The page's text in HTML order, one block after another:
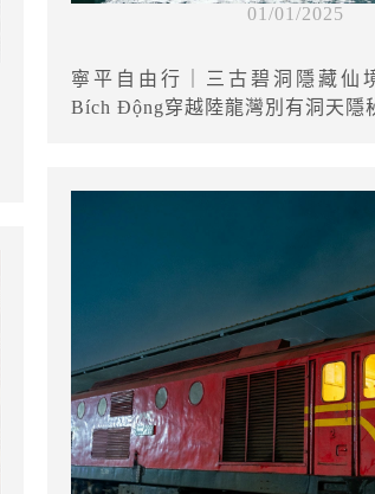
01/01/2025
寧平自由行｜三古碧洞隱藏仙
Bích Động穿越陸龍灣別有洞天隱